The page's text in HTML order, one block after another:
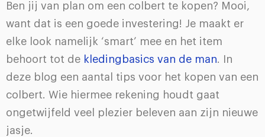
Ben jij van plan om een colbert te kopen? Mooi,
want dat is een goede investering! Je maakt er
elke look namelijk ‘smart’ mee en het item
behoort tot de kledingbasics van de man. In
deze blog een aantal tips voor het kopen van een
colbert. Wie hiermee rekening houdt gaat
ongetwijfeld veel plezier beleven aan zijn nieuwe
jasje.